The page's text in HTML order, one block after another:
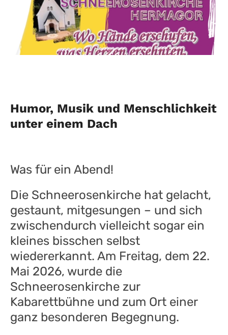
Humor, Musik und Menschlichkeit
unter einem Dach
Was für ein Abend!
Die Schneerosenkirche hat gelacht,
gestaunt, mitgesungen – und sich
zwischendurch vielleicht sogar ein
kleines bisschen selbst
wiedererkannt. Am Freitag, dem 22.
Mai 2026, wurde die
Schneerosenkirche zur
Kabarettbühne und zum Ort einer
ganz besonderen Begegnung.